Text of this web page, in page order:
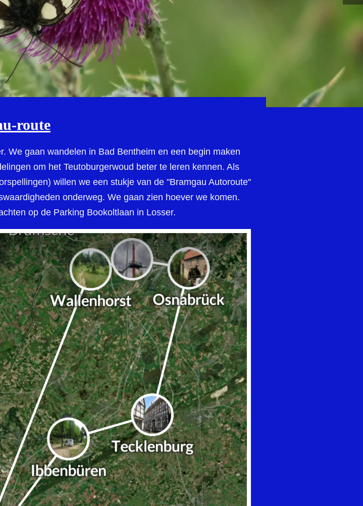
route
We gaan wandelen in Bad Bentheim en een begin maken
om het Teutoburgerwoud beter te leren kennen. Als
willen we een stukje van de "Bramgau Autoroute"
onderweg. We gaan zien hoever we komen.
op de Parking Bookoltlaan in Losser.